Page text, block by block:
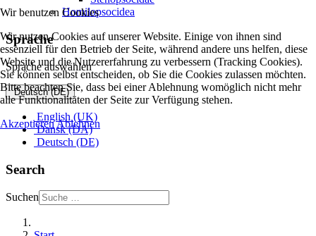
Homilopsocidea
Sprache
Sprache auswählen
Deutsch (DE)
English (UK)
Dansk (DA)
Deutsch (DE)
Search
Suchen
Wir benutzen Cookies
Wir nutzen Cookies auf unserer Website. Einige von ihnen sind
essenziell für den Betrieb der Seite, während andere uns helfen, diese
Website und die Nutzererfahrung zu verbessern (Tracking Cookies).
Sie können selbst entscheiden, ob Sie die Cookies zulassen möchten.
Bitte beachten Sie, dass bei einer Ablehnung womöglich nicht mehr
alle Funktionalitäten der Seite zur Verfügung stehen.
AkzeptierenAblehnen